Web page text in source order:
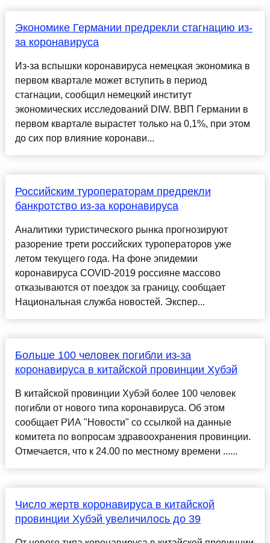
Экономике Германии предрекли стагнацию из-
за коронавируса
Из-за вспышки коронавируса немецкая экономика в
первом квартале может вступить в период
стагнации, сообщил немецкий институт
экономических исследований DIW. ВВП Германии в
первом квартале вырастет только на 0,1%, при этом
до сих пор влияние коронави...
Российским туроператорам предрекли
банкротство из-за коронавируса
Аналитики туристического рынка прогнозируют
разорение трети российских туроператоров уже
летом текущего года. На фоне эпидемии
коронавируса COVID-2019 россияне массово
отказываются от поездок за границу, сообщает
Национальная служба новостей. Экспер...
Больше 100 человек погибли из-за
коронавируса в китайской провинции Хубэй
В китайской провинции Хубэй более 100 человек
погибли от нового типа коронавируса. Об этом
сообщает РИА "Новости" со ссылкой на данные
комитета по вопросам здравоохранения провинции.
Отмечается, что к 24.00 по местному времени ......
Число жертв коронавируса в китайской
провинции Хубэй увеличилось до 39